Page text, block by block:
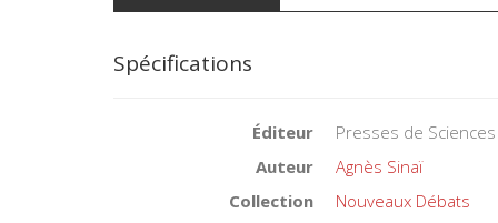
Spécifications
Éditeur
Presses de
Auteur
Agnès Sinaï
Collection
Nouveaux Débats